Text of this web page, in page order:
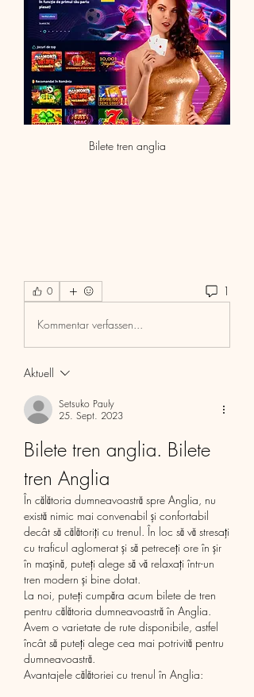
Bilete tren anglia
0 1
Kommentar verfassen...
Aktuell
Setsuko Pauly
25. Sept. 2023
Bilete tren anglia. Bilete
tren Anglia
În călătoria dumneavoastră spre Anglia, nu
există nimic mai convenabil și confortabil
decât să călătoriți cu trenul. În loc să vă stresați
cu traficul aglomerat și să petreceți ore în șir
în mașină, puteți alege să vă relaxați într-un
tren modern și bine dotat.
La noi, puteți cumpăra acum bilete de tren
pentru călătoria dumneavoastră în Anglia.
Avem o varietate de rute disponibile, astfel
încât să puteți alege cea mai potrivită pentru
dumneavoastră.
Avantajele călătoriei cu trenul în Anglia: